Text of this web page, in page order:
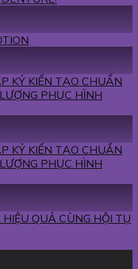
KỶ KIẾN TẠO CHUẨN
PHỤC HÌNH
KỶ KIẾN TẠO CHUẨN
PHỤC HÌNH
QUẢ CÙNG HỘI TỤ